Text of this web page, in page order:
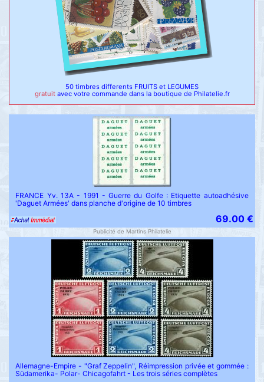
50 timbres differents FRUITS et LEGUMES
gratuit avec votre commande dans la boutique de Philatelie.fr
FRANCE Yv. 13A - 1991 - Guerre du Golfe : Etiquette autoadhésive
'Daguet Armées' dans planche d'origine de 10 timbres
69.00 €
Publicité de Martins Philatelie
Allemagne-Empire - "Graf Zeppelin", Réimpression privée et gommée :
Südamerika- Polar- Chicagofahrt - Les trois séries complètes